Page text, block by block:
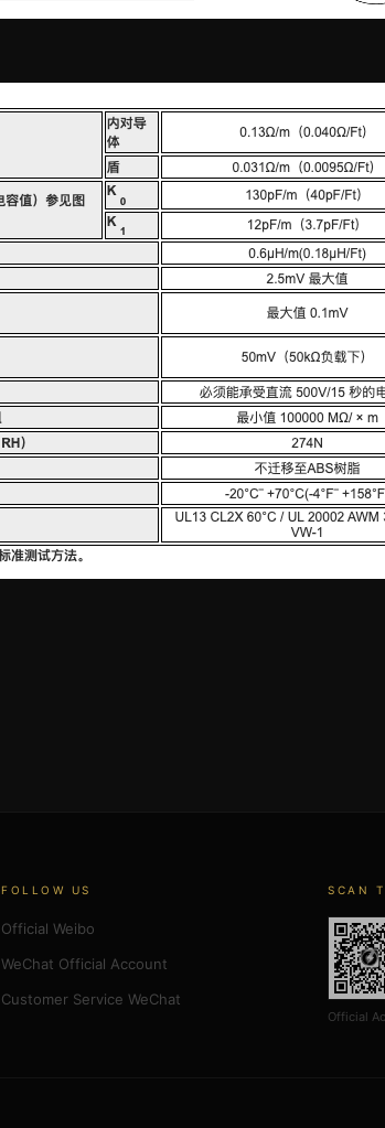
FOLLOW US
Official Weibo
WeChat Official Account
Customer Service WeChat
SCAN
Official